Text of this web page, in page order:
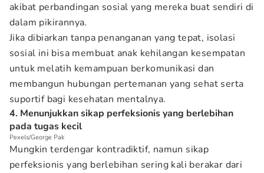
akibat perbandingan sosial yang mereka buat sendiri di
dalam pikirannya.
Jika dibiarkan tanpa penanganan yang tepat, isolasi
sosial ini bisa membuat anak kehilangan kesempatan
untuk melatih kemampuan berkomunikasi dan
membangun hubungan pertemanan yang sehat serta
suportif bagi kesehatan mentalnya.
4. Menunjukkan sikap perfeksionis yang berlebihan
pada tugas kecil
Pexels/George Pak
Mungkin terdengar kontradiktif, namun sikap
perfeksionis yang berlebihan sering kali berakar dari